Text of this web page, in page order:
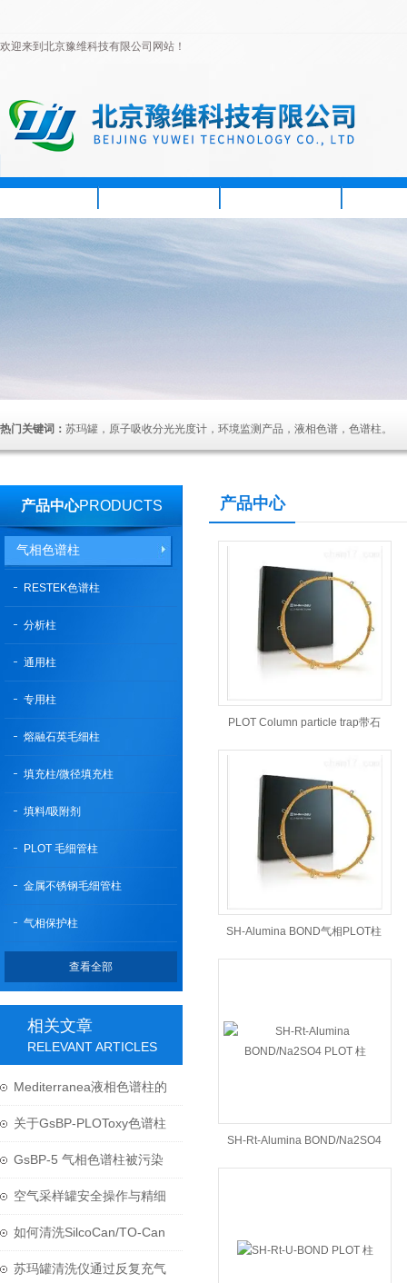
欢迎来到北京豫维科技有限公司网站！
热门关键词： 苏玛罐，原子吸收分光光度计，环境监测产品，液相色谱，色谱柱。
产品中心PRODUCTS
气相色谱柱
RESTEK色谱柱
分析柱
通用柱
专用柱
熔融石英毛细柱
填充柱/微径填充柱
填料/吸附剂
PLOT 毛细管柱
金属不锈钢毛细管柱
气相保护柱
查看全部
相关文章
RELEVANT ARTICLES
Mediterranea液相色谱柱的
使用与维护
关于GsBP-PLOToxy色谱柱
对烃类基质中含氧化合物分
析测试报告
GsBP-5 气相色谱柱被污染
了该怎么处理呢？
空气采样罐安全操作与精细
保养，延长使用寿命
如何清洗SilcoCan/TO-Can
苏玛罐呢？
苏玛罐清洗仪通过反复充气
产品中心
PLOT Column particle trap带石
SH-Alumina BOND气相PLOT柱
SH-Rt-Alumina BOND/Na2SO4